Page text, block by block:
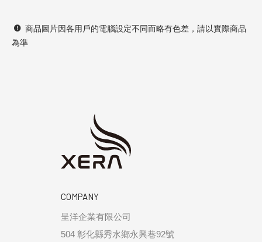
商品圖片因各用戶的電腦設定不同而略有色差，請以實際商品
為準
COMPANY
呈洋企業有限公司
504 彰化縣秀水鄉永興巷92號